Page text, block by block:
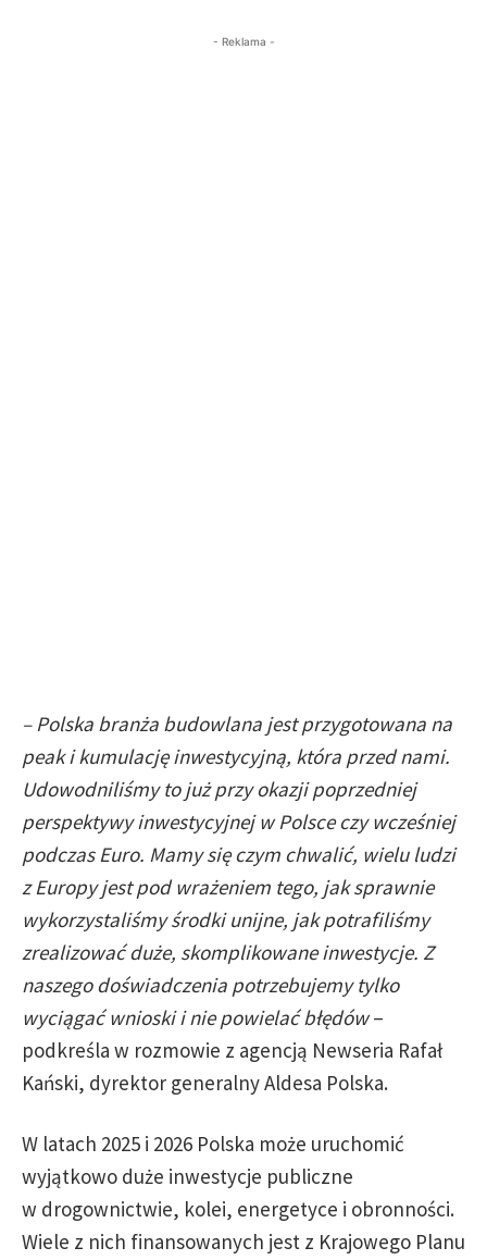
- Reklama -
– Polska branża budowlana jest przygotowana na
peak i kumulację inwestycyjną, która przed nami.
Udowodniliśmy to już przy okazji poprzedniej
perspektywy inwestycyjnej w Polsce czy wcześniej
podczas Euro. Mamy się czym chwalić, wielu ludzi
z Europy jest pod wrażeniem tego, jak sprawnie
wykorzystaliśmy środki unijne, jak potrafiliśmy
zrealizować duże, skomplikowane inwestycje. Z
naszego doświadczenia potrzebujemy tylko
wyciągać wnioski i nie powielać błędów–
podkreśla w rozmowie z agencją Newseria Rafał
Kański, dyrektor generalny Aldesa Polska.
W latach 2025 i 2026 Polska może uruchomić
wyjątkowo duże inwestycje publiczne
w drogownictwie, kolei, energetyce i obronności.
Wiele z nich finansowanych jest z Krajowego Planu